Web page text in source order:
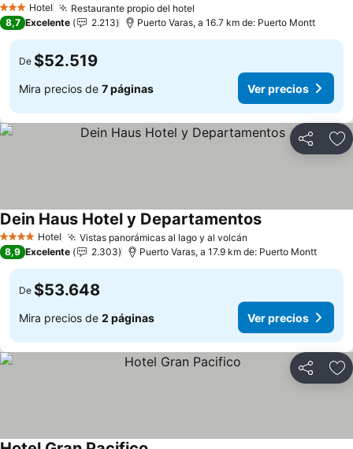
3 Estrellas
Hotel Restaurante propio del hotel
8,7 Excelente 2.213 Puerto Varas, a 16.7 km de: Puerto Montt
De $52.519
Mira precios de 7 páginas Ver precios
Compartir
4 EstrellasHotel Vistas panorámicas al lago y al volcán
Dein Haus Hotel y DepartamentosVer precios
8,9 Excelente 2.303 Puerto Varas, a 17.9 km de: Puerto Montt
De $53.648
Mira precios de 2 páginas Ver precios
Compartir